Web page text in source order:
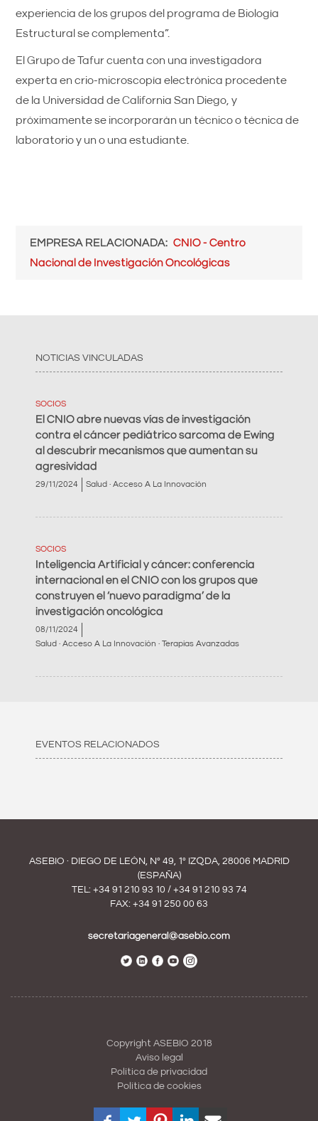
experiencia de los grupos del programa de Biología
Estructural se complementa”.
El Grupo de Tafur cuenta con una investigadora
experta en crio-microscopía electrónica procedente
de la Universidad de California San Diego, y
próximamente se incorporarán un técnico o técnica de
laboratorio y un o una estudiante.
EMPRESA RELACIONADA
CNIO - Centro
Nacional de Investigación Oncológicas
NOTICIAS VINCULADAS
SOCIOS
El CNIO abre nuevas vías de investigación
contra el cáncer pediátrico sarcoma de Ewing
al descubrir mecanismos que aumentan su
agresividad
29/11/2024 Salud · Acceso A La Innovación
SOCIOS
Inteligencia Artificial y cáncer: conferencia
internacional en el CNIO con los grupos que
construyen el ‘nuevo paradigma’ de la
investigación oncológica
08/11/2024
Salud · Acceso A La Innovación · Terapias Avanzadas
EVENTOS RELACIONADOS
ASEBIO · DIEGO DE LEÓN, Nº 49, 1º IZQDA, 28006 MADRID
(ESPAÑA)
TEL: +34 91 210 93 10 / +34 91 210 93 74
FAX: +34 91 250 00 63
secretariageneral@asebio.com
Copyright ASEBIO 2018
Aviso legal
Política de privacidad
Política de cookies